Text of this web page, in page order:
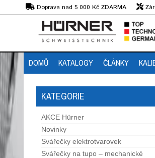
Doprava nad 5 000 Kč ZDARMA
Předvedení strojů
DOMŮ KATALOGY ČLÁNKY
KATEGORIE
AKCE Hürner
Novinky
Svářečky elektrotvarovek
Svářečky na tupo – mechanické